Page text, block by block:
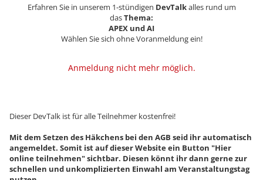
Erfahren Sie in unserem 1-stündigen DevTalkalles rund um
dasThema:
APEX und AI
Wählen Sie sich ohne Voranmeldung ein!
Anmeldung nicht mehr möglich.
Dieser DevTalk ist für alle Teilnehmer kostenfrei!
Mit dem Setzen des Häkchens bei den AGB seid ihr automatisch
angemeldet. Somit ist auf dieser Website ein Button "Hier
online teilnehmen" sichtbar. Diesen könnt ihr dann gerne zur
schnellen und unkomplizierten Einwahl am Veranstaltungstag